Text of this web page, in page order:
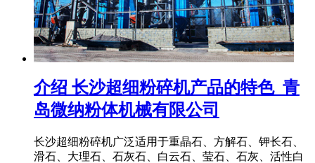
介绍 长沙超细粉碎机产品的特色_青
岛微纳粉体机械有限公司
长沙超细粉碎机广泛适用于重晶石、方解石、钾长石、
滑石、大理石、石灰石、白云石、莹石、石灰、活性白